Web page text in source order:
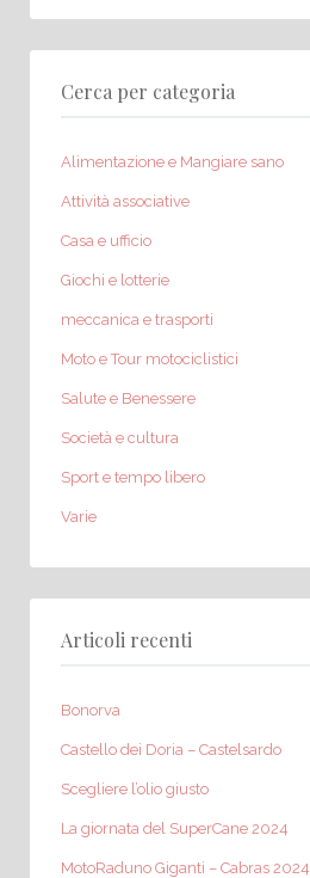
Cerca per categoria
Alimentazione e Mangiare sano
Attività associative
Casa e ufficio
Giochi e lotterie
meccanica e trasporti
Moto e Tour motociclistici
Salute e Benessere
Società e cultura
Sport e tempo libero
Varie
Articoli recenti
Bonorva
Castello dei Doria – Castelsardo
Scegliere l’olio giusto
La giornata del SuperCane 2024
MotoRaduno Giganti – Cabras 2024